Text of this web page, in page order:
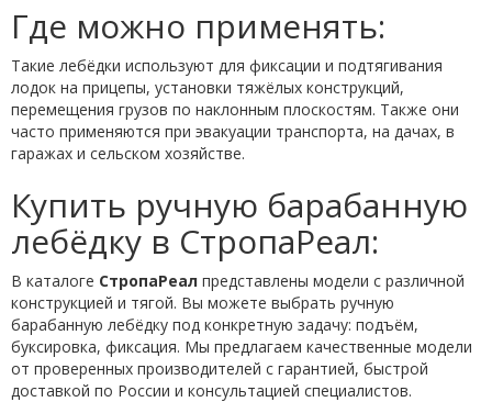
Где можно применять:
Такие лебёдки используют для фиксации и подтягивания
лодок на прицепы, установки тяжёлых конструкций,
перемещения грузов по наклонным плоскостям. Также они
часто применяются при эвакуации транспорта, на дачах, в
гаражах и сельском хозяйстве.
Купить ручную барабанную
лебёдку в СтропаРеал:
В каталоге СтропаРеал представлены модели с различной
конструкцией и тягой. Вы можете выбрать ручную
барабанную лебёдку под конкретную задачу: подъём,
буксировка, фиксация. Мы предлагаем качественные модели
от проверенных производителей с гарантией, быстрой
доставкой по России и консультацией специалистов.